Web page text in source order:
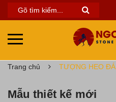
Trang chủ TƯỢNG HEO ĐÁ
Mẫu thiết kế mới